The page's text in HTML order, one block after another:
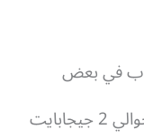
في بعض
سعة استخدام ضئيلة للغاية (حوالي 2 جيجابايت